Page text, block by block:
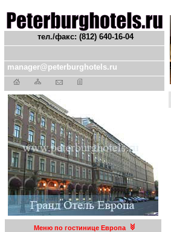
тел./факс: (812) 640-16-04
manager@peterburghotels.ru
Меню по гостинице Европа